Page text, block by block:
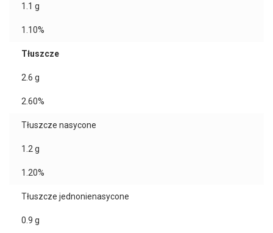
1.1 g
1.10%
Tłuszcze
2.6 g
2.60%
Tłuszcze nasycone
1.2g
1.20%
Tłuszcze jednonienasycone
0.9 g